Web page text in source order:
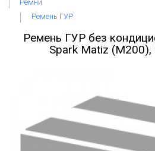
Ремни
Ремень ГУР
Ремень ГУР без
Spark Matiz (M200),